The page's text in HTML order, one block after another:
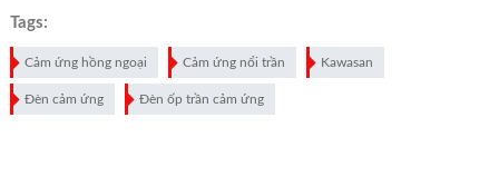
Tags:
Cảm ứng hồng ngoại Cảm ứng nổi trần Kawasan
Đèn cảm ứng Đèn ốp trần cảm ứng